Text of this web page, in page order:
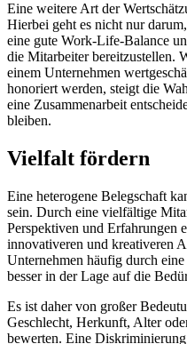
Eine weitere Art der
Hierbei geht es nicht nur
eine gute Work-Life-Balance
die Mitarbeiter bereitzustellen.
einem Unternehmen
honoriert werden, steigt die
eine Zusammenarbeit
bleiben.
Vielfalt fördern
Eine heterogene Belegschaft
sein. Durch eine vielfältige
Perspektiven und Erfahrungen
innovativeren und kreativeren
Unternehmen häufig durch
besser in der Lage auf die
Es ist daher von großer
Geschlecht, Herkunft, Alter
bewerten. Eine